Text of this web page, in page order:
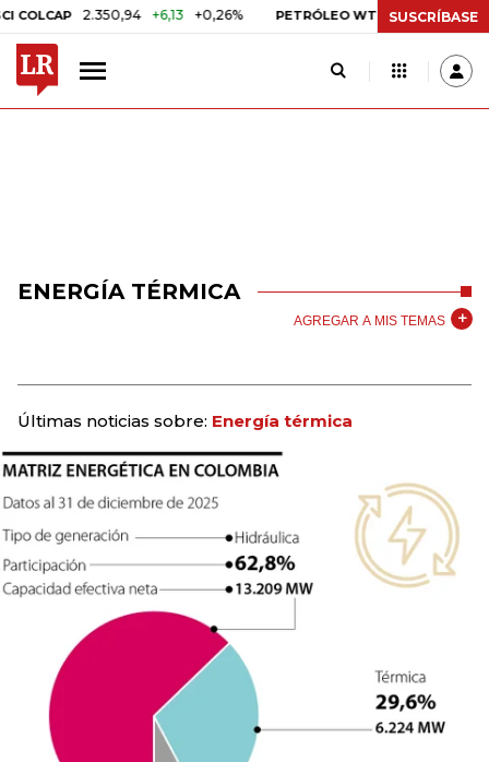
2.350,94 +6,13 +0,26% PETRÓLEO WTI US$ 78,01 US$
SUSCRÍBASE
ENERGÍA TÉRMICA
AGREGAR A MIS TEMAS
Últimas noticias sobre: Energía térmica